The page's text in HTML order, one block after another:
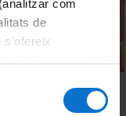
com
de
web de la
Pública